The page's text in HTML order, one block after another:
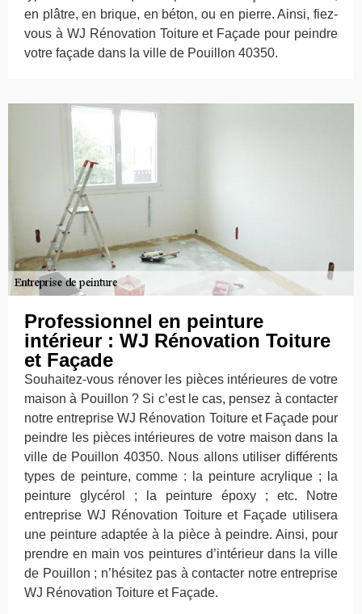
en plâtre, en brique, en béton, ou en pierre. Ainsi, fiez-
vous à WJ Rénovation Toiture et Façade pour peindre
votre façade dans la ville de Pouillon 40350.
Professionnel en peinture
intérieur : WJ Rénovation Toiture
et Façade
Souhaitez-vous rénover les pièces intérieures de votre
maison à Pouillon ? Si c’est le cas, pensez à contacter
notre entreprise WJ Rénovation Toiture et Façade pour
peindre les pièces intérieures de votre maison dans la
ville de Pouillon 40350. Nous allons utiliser différents
types de peinture, comme : la peinture acrylique ; la
peinture glycérol ; la peinture époxy ; etc. Notre
entreprise WJ Rénovation Toiture et Façade utilisera
une peinture adaptée à la pièce à peindre. Ainsi, pour
prendre en main vos peintures d’intérieur dans la ville
de Pouillon ; n’hésitez pas à contacter notre entreprise
WJ Rénovation Toiture et Façade.